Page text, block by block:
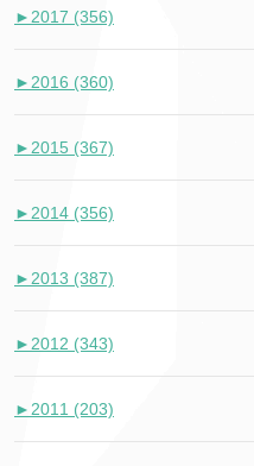
► 2017 (356)
► 2016 (360)
► 2015 (367)
► 2014 (356)
► 2013 (387)
► 2012 (343)
► 2011 (203)